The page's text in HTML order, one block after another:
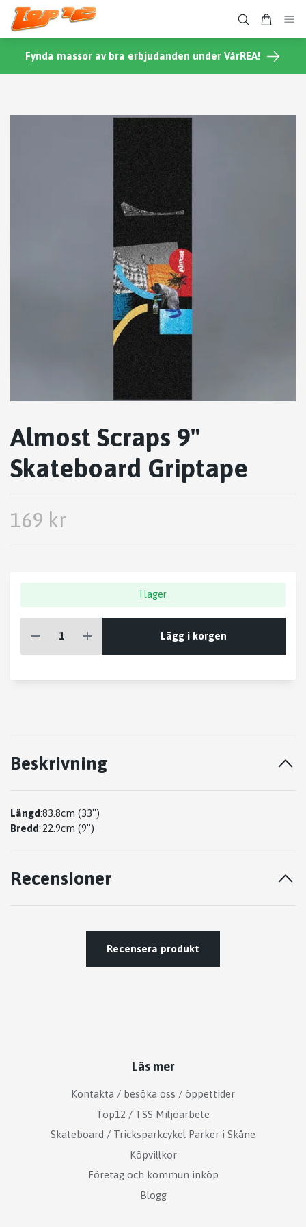
Fynda massor av bra erbjudanden under VårREA!
Almost Scraps 9"
Skateboard Griptape
169 kr
I lager
Lägg i korgen
Beskrivning
Längd:83.8cm (33'')
Bredd: 22.9cm (9'')
Recensioner
Recensera produkt
Läs mer
Kontakta / besöka oss / öppettider
Top12 / TSS Miljöarbete
Skateboard / Tricksparkcykel Parker i Skåne
Köpvillkor
Företag och kommun inköp
Blogg